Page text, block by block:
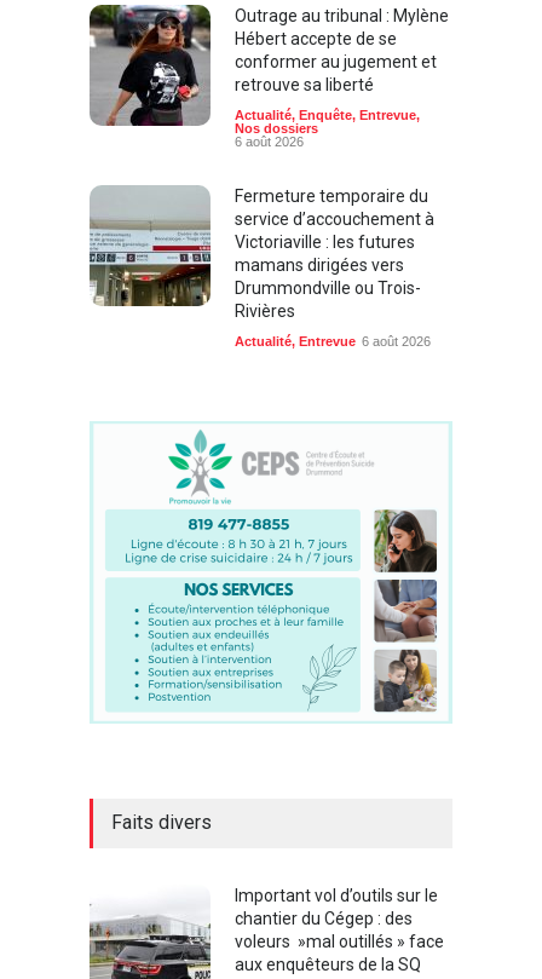
Outrage au tribunal : Mylène
Hébert accepte de se
conformer au jugement et
retrouve sa liberté
Actualité, Enquête, Entrevue,
Nos dossiers
6 août 2026
Fermeture temporaire du
service d’accouchement à
Victoriaville : les futures
mamans dirigées vers
Drummondville ou Trois-
Rivières
Actualité, Entrevue 6 août 2026
Faits divers
Important vol d’outils sur le
chantier du Cégep : des
voleurs »mal outillés » face
aux enquêteurs de la SQ